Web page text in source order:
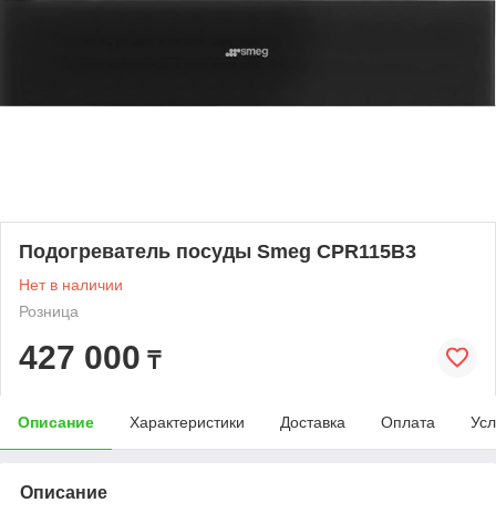
Подогреватель посуды Smeg CPR115B3
Нет в наличии
Розница
427 000 ₸
Описание Характеристики Доставка Оплата
Описание